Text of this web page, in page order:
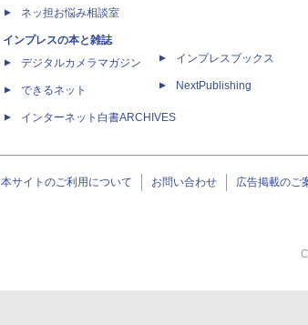
ネッ担お悩み相談室
インプレスの本と雑誌
デジタルカメラマガジン
できるネット
インターネット白書ARCHIVES
インプレスブックス
NextPublishing
本サイトのご利用について お問い合わせ 広告掲載のご